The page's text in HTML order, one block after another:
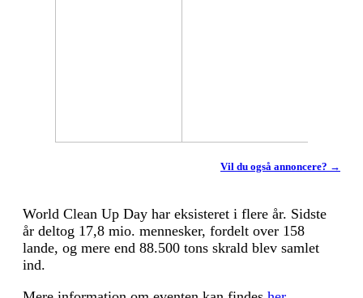
Vil du også annoncere? →
World Clean Up Day har eksisteret i flere år. Sidste
år deltog 17,8 mio. mennesker, fordelt over 158
lande, og mere end 88.500 tons skrald blev samlet
ind.